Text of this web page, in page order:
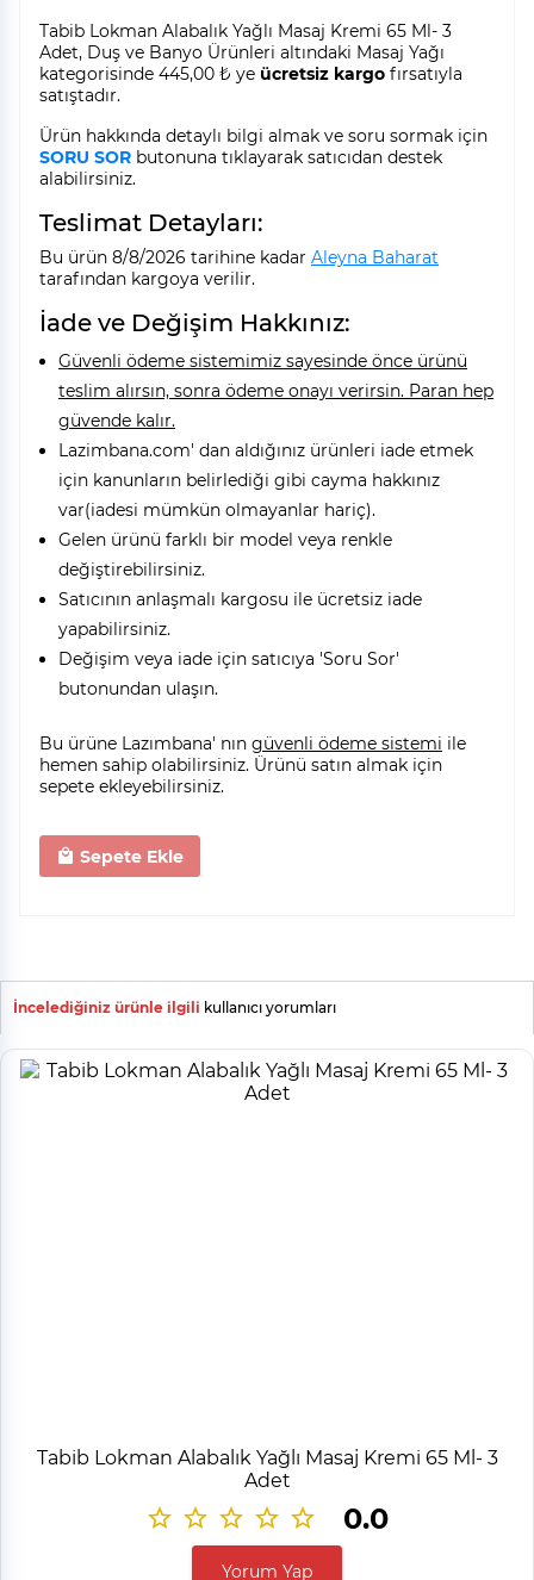
Tabib Lokman Alabalık Yağlı Masaj Kremi 65 Ml- 3
Adet, Duş ve Banyo Ürünleri altındaki Masaj Yağı
kategorisinde 445,00 ₺ ye ücretsiz kargo fırsatıyla
satıştadır.
Ürün hakkında detaylı bilgi almak ve soru sormak için
SORU SOR butonuna tıklayarak satıcıdan destek
alabilirsiniz.
Teslimat Detayları:
Bu ürün 8/8/2026 tarihine kadar Aleyna Baharat
tarafından kargoya verilir.
İade ve Değişim Hakkınız:
Güvenli ödeme sistemimiz sayesinde önce ürünü
teslim alırsın, sonra ödeme onayı verirsin. Paran hep
güvende kalır.
Lazimbana.com' dan aldığınız ürünleri iade etmek
için kanunların belirlediği gibi cayma hakkınız
var(iadesi mümkün olmayanlar hariç).
Gelen ürünü farklı bir model veya renkle
değiştirebilirsiniz.
Satıcının anlaşmalı kargosu ile ücretsiz iade
yapabilirsiniz.
Değişim veya iade için satıcıya 'Soru Sor'
butonundan ulaşın.
Bu ürüne Lazımbana' nın güvenli ödeme sistemi ile
hemen sahip olabilirsiniz. Ürünü satın almak için
sepete ekleyebilirsiniz.
Sepete Ekle
İncelediğiniz ürünle ilgili kullanıcı yorumları
Tabib Lokman Alabalık Yağlı Masaj Kremi 65 Ml- 3
Adet
0.0
Yorum Yap